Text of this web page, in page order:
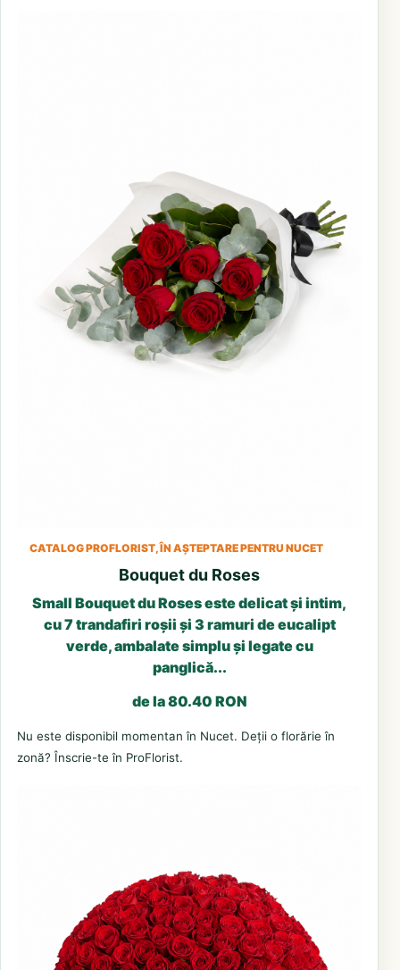
CATALOG PROFLORIST, ÎN AȘTEPTARE PENTRU NUCET
Bouquet du Roses
Small Bouquet du Roses este delicat și intim,
cu 7 trandafiri roșii și 3 ramuri de eucalipt
verde, ambalate simplu și legate cu
panglică...
de la 80.40 RON
Nu este disponibil momentan în Nucet. Deții o florărie în
zonă? Înscrie-te în ProFlorist.